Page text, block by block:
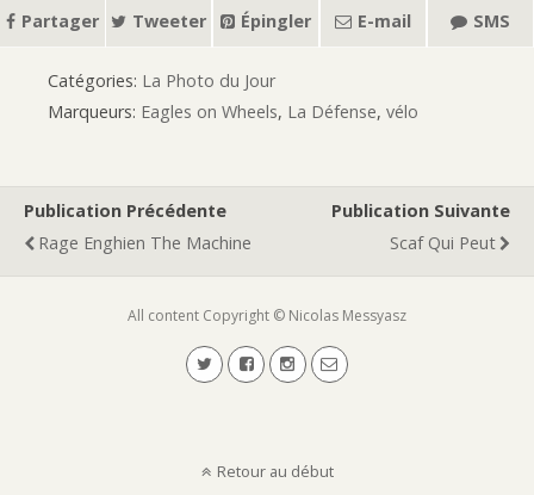
Partager Tweeter Épingler E-mail SMS
Catégories: La Photo du Jour
Marqueurs: Eagles on Wheels, La Défense, vélo
Publication Précédente
Rage Enghien The Machine
Publication Suivante
Scaf Qui Peut
All content Copyright © Nicolas Messyasz
Retour au début